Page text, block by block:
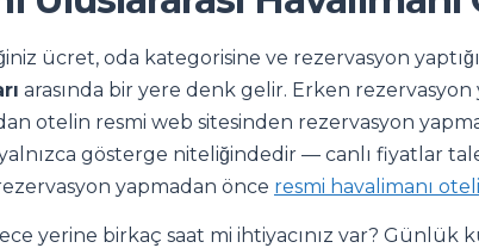
ücret, oda kategorisine ve rezervasyon
arasında bir yere denk gelir. Erken
otelin resmi web sitesinden rezervasyon
gösterge niteliğindedir — canlı fiyatlar
yapmadan önce resmi havalimanı
yerine birkaç saat mi ihtiyacınız var? Günlük